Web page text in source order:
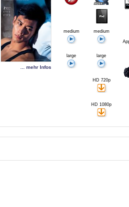
... mehr Infos
medium
large
medium
large
HD 720p
HD 1080p